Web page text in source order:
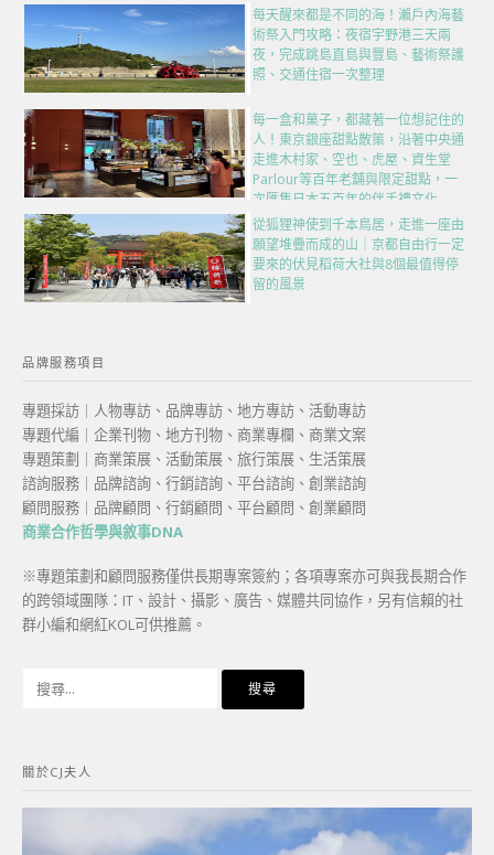
每天醒來都是不同的海！瀨戶內海藝
術祭入門攻略：夜宿宇野港三天兩
夜，完成跳島直島與豐島、藝術祭護
照、交通住宿一次整理
每一盒和菓子，都藏著一位想記住的
人！東京銀座甜點散策，沿著中央通
走進木村家、空也、虎屋、資生堂
Parlour等百年老舖與限定甜點，一
次匯集日本五百年的伴手禮文化
從狐狸神使到千本鳥居，走進一座由
願望堆疊而成的山｜京都自由行一定
要來的伏見稻荷大社與8個最值得停
留的風景
品牌服務項目
專題採訪｜人物專訪、品牌專訪、地方專訪、活動專訪
專題代編｜企業刊物、地方刊物、商業專欄、商業文案
專題策劃｜商業策展、活動策展、旅行策展、生活策展
諮詢服務｜品牌諮詢、行銷諮詢、平台諮詢、創業諮詢
顧問服務｜品牌顧問、行銷顧問、平台顧問、創業顧問
商業合作哲學與敘事DNA
※專題策劃和顧問服務僅供長期專案簽約；各項專案亦可與我長期合作
的跨領域團隊：IT、設計、攝影、廣告、媒體共同協作，另有信賴的社
群小編和網紅KOL可供推薦。
字:
關於CJ夫人